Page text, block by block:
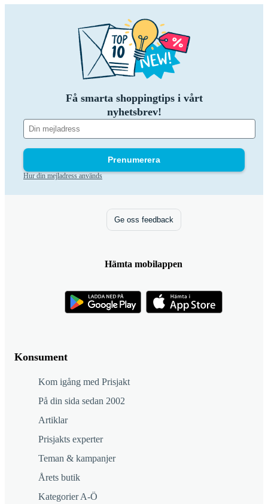
Få smarta shoppingtips i vårt
nyhetsbrev!
Prenumerera
Hur din mejladress används
Konsument
Kom igång med Prisjakt
På din sida sedan 2002
Artiklar
Prisjakts experter
Teman & kampanjer
Årets butik
Kategorier A-Ö
Ge oss feedback
Hämta mobilappen